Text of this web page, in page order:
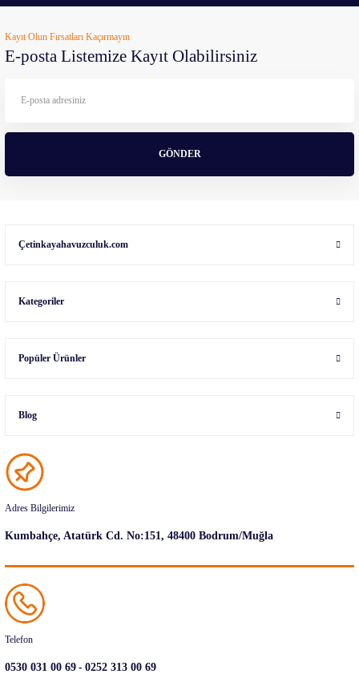
Kayıt Olun Fırsatları Kaçırmayın
E-posta Listemize Kayıt Olabilirsiniz
GÖNDER
Çetinkayahavuzculuk.com
Kategoriler
Popüler Ürünler
Blog
Adres Bilgilerimiz
Kumbahçe, Atatürk Cd. No:151, 48400 Bodrum/Muğla
Telefon
0530 031 00 69-0252 313 00 69